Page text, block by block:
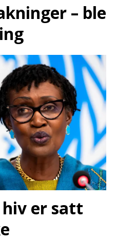
– ble
er satt